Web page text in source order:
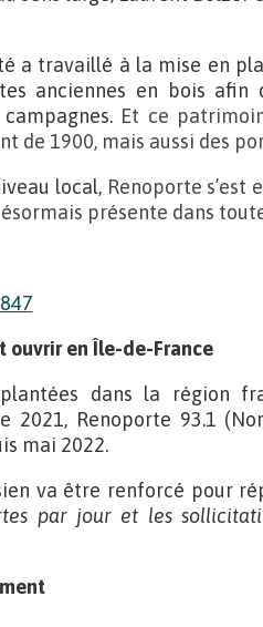
a travaillé à la mise en
anciennes en bois
Et ce
de 1900, mais aussi des
local, Renoporte s’est
présente dans
ouvrir en Île-de-France
dans la région
2021, Renoporte 93.1
mai 2022.
va être renforcé pour
par jour et les